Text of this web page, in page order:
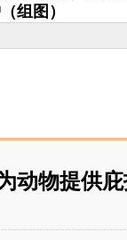
组图）
动物提供